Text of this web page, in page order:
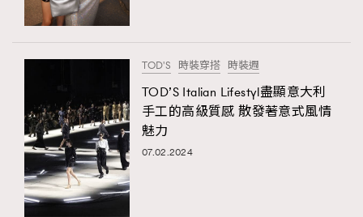
FigaroBeautyRitual
FigaroCeleb 547
FigaroCinéma 281
FigaroDigitalCover 17
FigaroExhibition 12
FigaroExpert
#FigaroExhibition Wyman 揭曉 Figaro Exhibition
TOD'S 時裝穿搭 時裝週
TOD’S Italian Lifestyl盡顯意大利
手工的高級質感 散發著意式風情
魅力
07.02.2024